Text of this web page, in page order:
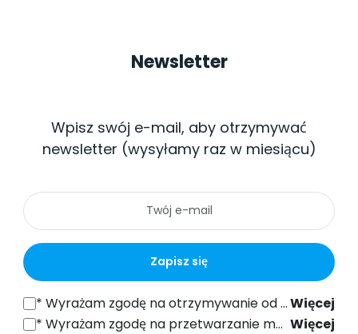
Newsletter
Wpisz swój e-mail, aby otrzymywać
newsletter (wysyłamy raz w miesiącu)
Zapisz się
*Wyrażam zgodę na otrzymywanie od SONEL S.A. z siedzibą w ul. Wokulskiego 11, 58-100 Świdnica informacji handlowych drogą elektroniczną (na podany adres e-mail) w celach marketingowych, zgodnie z art. 398 ustawy z dnia 12 lipca 2024 r. Prawo Komunikacji Elektronicznej. Więcej
*Wyrażam zgodę na przetwarzanie moich danych osobowych (adres e-mail) przez SONEL S.A. z siedzibą w ul. Wokulskiego 11, 58-100 Świdnica, w celu wysyłki newslettera zawierającego informacje handlowe i marketingowe, zgodnie z art. 6 ust. 1 lit. a) Ogólnego Rozporządzenia o Ochronie Danych (RODO).
Więcej